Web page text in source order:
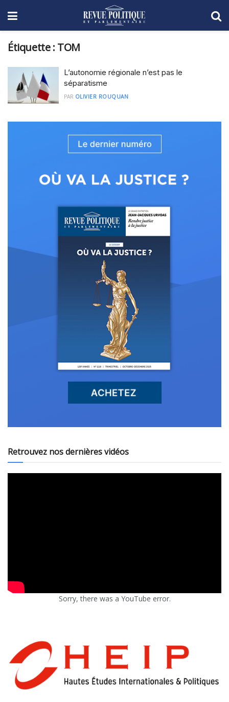
Étiquette : TOM
L’autonomie régionale n’est pas le
séparatisme
PAR OLIVIER ROUQUAN
Retrouvez nos dernières vidéos
Sorry, there was a YouTube error.